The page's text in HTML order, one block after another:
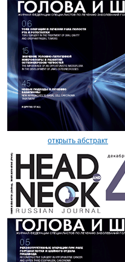
открыть абстракт